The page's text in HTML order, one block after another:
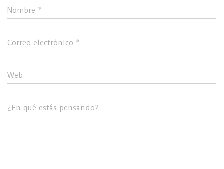
Nombre *
Correo electrónico *
Web
¿En qué estás pensando?